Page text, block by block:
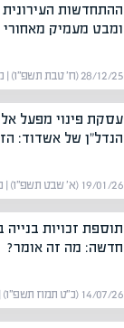
ההתחדשות
ומבט מעמיק
28/12/25 (ח׳ טבת תשפ״ו) | מערכת אפיק
עסקת פינוי מפעל
הנדל"ן של אשדוד:
19/01/26 (א׳ שבט תשפ״ו) | מערכת אפיק
תוספת זכויות
חדשה: מה זה אומר?
14/07/26 (כ״ט תמוז תשפ״ו) | מערכת אפיק